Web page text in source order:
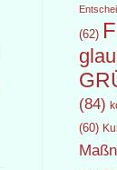
(62)
(84)
(60)